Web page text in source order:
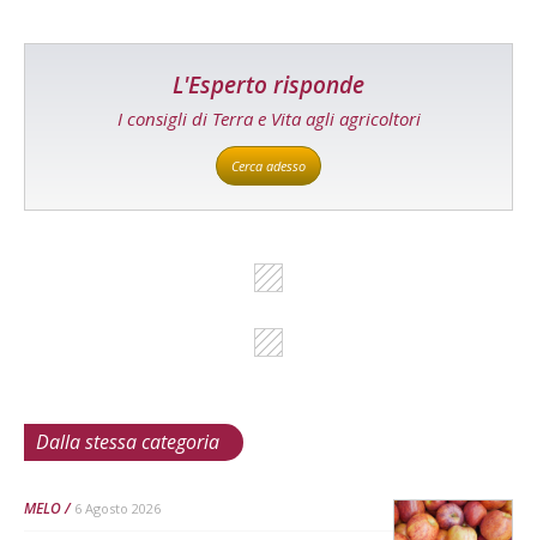
L'Esperto risponde
I consigli di Terra e Vita agli agricoltori
Cerca adesso
Dalla stessa categoria
MELO 6 Agosto 2026